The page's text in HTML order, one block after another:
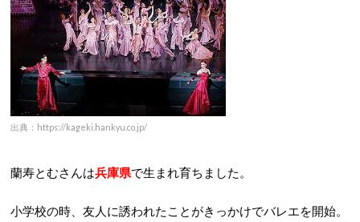
出典：https://kageki.hankyu.co.jp/
蘭寿とむさんは兵庫県で生まれ育ちました。
小学校の時、友人に誘われたことがきっかけでバレエを開始。